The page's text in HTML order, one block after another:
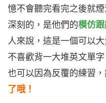
憶不會聽完看完之後就
深刻的，是他們的模仿
人來說，這是一個可以
不喜歡背一大堆英文單
也可以因為反覆的練習
了哦！